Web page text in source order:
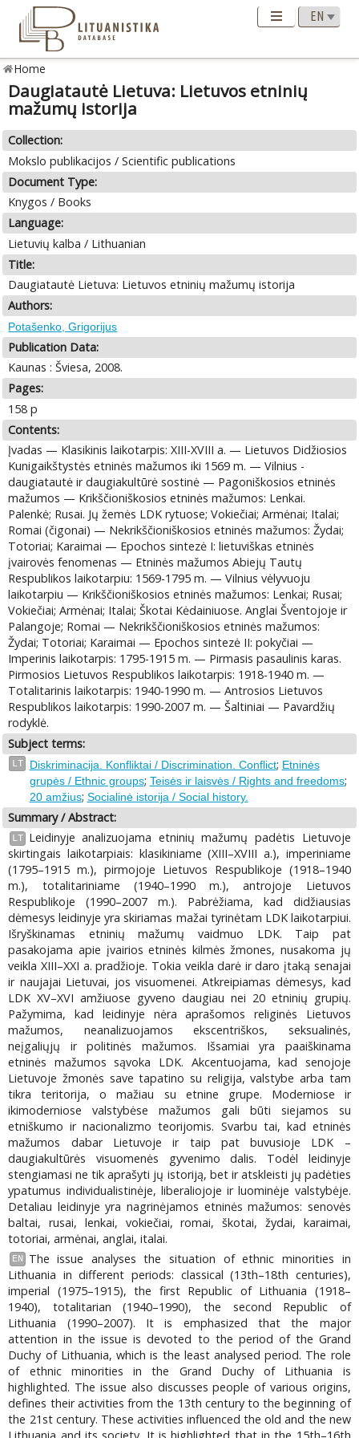
Home
Daugiatautė Lietuva: Lietuvos etninių
mažumų istorija
Collection:
Mokslo publikacijos / Scientific publications
Document Type:
Knygos / Books
Language:
Lietuvių kalba / Lithuanian
Title:
Daugiatautė Lietuva: Lietuvos etninių mažumų istorija
Authors:
Potašenko, Grigorijus
Publication Data:
Kaunas : Šviesa, 2008.
Pages:
158 p
Contents:
Įvadas — Klasikinis laikotarpis: XIII-XVIII a. — Lietuvos Didžiosios
Kunigaikštystės etninės mažumos iki 1569 m. — Vilnius -
daugiatautė ir daugiakultūrė sostinė — Pagoniškosios etninės
mažumos — Krikščioniškosios etninės mažumos: Lenkai.
Palenkė; Rusai. Jų žemės LDK rytuose; Vokiečiai; Armėnai; Italai;
Romai (čigonai) — Nekrikščioniškosios etninės mažumos: Žydai;
Totoriai; Karaimai — Epochos sintezė I: lietuviškas etninės
įvairovės fenomenas — Etninės mažumos Abiejų Tautų
Respublikos laikotarpiu: 1569-1795 m. — Vilnius vėlyvuoju
laikotarpiu — Krikščioniškosios etninės mažumos: Lenkai; Rusai;
Vokiečiai; Armėnai; Italai; Škotai Kėdainiuose. Anglai Šventojoje ir
Palangoje; Romai — Nekrikščioniškosios etninės mažumos:
Žydai; Totoriai; Karaimai — Epochos sintezė II: pokyčiai —
Imperinis laikotarpis: 1795-1915 m. — Pirmasis pasaulinis karas.
Pirmosios Lietuvos Respublikos laikotarpis: 1918-1940 m. —
Totalitarinis laikotarpis: 1940-1990 m. — Antrosios Lietuvos
Respublikos laikotarpis: 1990-2007 m. — Šaltiniai — Pavardžių
rodyklė.
Subject terms:
LT Diskriminacija. Konfliktai / Discrimination. Conflict; Etninės
grupės / Ethnic groups; Teisės ir laisvės / Rights and freedoms;
20 amžius; Socialinė istorija / Social history.
Summary / Abstract:
LT
Leidinyje analizuojama etninių mažumų padėtis Lietuvoje
skirtingais laikotarpiais: klasikiniame (XIII–XVIII a.), imperiniame
(1795–1915 m.), pirmojoje Lietuvos Respublikoje (1918–1940
m.), totalitariniame (1940–1990 m.), antrojoje Lietuvos
Respublikoje (1990–2007 m.). Pabrėžiama, kad didžiausias
dėmesys leidinyje yra skiriamas mažai tyrinėtam LDK laikotarpiui.
Išryškinamas etninių mažumų vaidmuo LDK. Taip pat
pasakojama apie įvairios etninės kilmės žmones, nusakoma jų
veikla XIII–XXI a. pradžioje. Tokia veikla darė ir daro įtaką senajai
ir naujajai Lietuvai, jos visuomenei. Atkreipiamas dėmesys, kad
LDK XV–XVI amžiuose gyveno daugiau nei 20 etninių grupių.
Pažymima, kad leidinyje nėra aprašomos religinės Lietuvos
mažumos, neanalizuojamos ekscentriškos, seksualinės,
neįgaliųjų ir politinės mažumos. Išsamiai yra paaiškinama
etninės mažumos sąvoka LDK. Akcentuojama, kad senojoje
Lietuvoje žmonės save tapatino su religija, valstybe arba tam
tikra teritorija, o mažiau su etnine grupe. Moderniose ir
ikimoderniose valstybėse mažumos gali būti siejamos su
etniškumo ir nacionalizmo teorijomis. Svarbu tai, kad etninės
mažumos dabar Lietuvoje ir taip pat buvusioje LDK –
daugiakultūrės visuomenės gyvenimo dalis. Todėl leidinyje
stengiamasi ne tik aprašyti jų istoriją, bet ir atskleisti jų padėties
ypatumus individualistinėje, liberaliojoje ir luominėje valstybėje.
Detaliau leidinyje yra nagrinėjamos etninės mažumos: senovės
baltai, rusai, lenkai, vokiečiai, romai, škotai, žydai, karaimai,
totoriai, armėnai, anglai, italai.
EN
The issue analyses the situation of ethnic minorities in
Lithuania in different periods: classical (13th–18th centuries),
imperial (1975–1915), the first Republic of Lithuania (1918–
1940), totalitarian (1940–1990), the second Republic of
Lithuania (1990–2007). It is emphasized that the major
attention in the issue is devoted to the period of the Grand
Duchy of Lithuania, which is the least analysed period. The role
of ethnic minorities in the Grand Duchy of Lithuania is
highlighted. The issue also discusses people of various origins,
defines their activities from the 13th century to the beginning of
the 21st century. These activities influenced the old and the new